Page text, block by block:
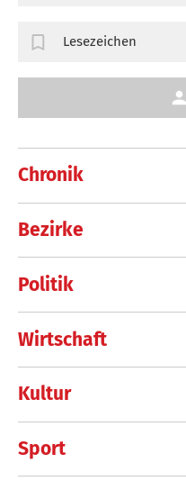
Chronik
Bezirke
Politik
Wirtschaft
Kultur
Sport
Lesezeichen